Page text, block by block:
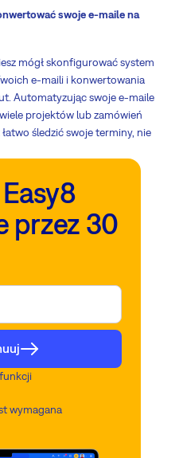
swoje e-maile na
mógł skonfigurować system
e-maili i konwertowania
Automatyzując swoje e-maile
projektów lub zamówień
śledzić swoje terminy, nie
przez 30
wymagana